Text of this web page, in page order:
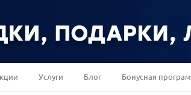
Услуги Блог Бонусная